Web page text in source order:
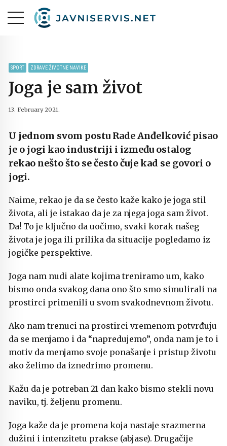
SPORT ZDRAVE ŽIVOTNE NAVIKE
Joga je sam život
13. February 2021.
U jednom svom postu Rade Anđelković pisao
je o jogi kao industriji i između ostalog
rekao nešto što se često čuje kad se govori o
jogi.
Naime, rekao je da se često kaže kako je joga stil
života, ali je istakao da je za njega joga sam život.
Da! To je ključno da uočimo, svaki korak našeg
života je joga ili prilika da situacije pogledamo iz
jogičke perspektive.
Joga nam nudi alate kojima treniramo um, kako
bismo onda svakog dana ono što smo simulirali na
prostirci primenili u svom svakodnevnom životu.
Ako nam trenuci na prostirci vremenom potvrđuju
da se menjamo i da “napredujemo”, onda nam je to i
motiv da menjamo svoje ponašanje i pristup životu
ako želimo da iznedrimo promenu.
Kažu da je potreban 21 dan kako bismo stekli novu
naviku, tj. željenu promenu.
Joga kaže da je promena koja nastaje srazmerna
dužini i intenzitetu prakse (abjase). Drugačije